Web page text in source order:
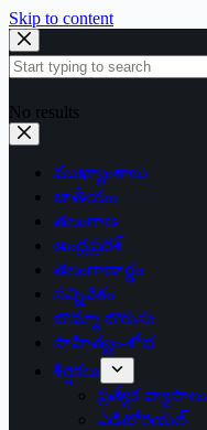
Skip to content
No results
ముఖ్యాంశాలు
జాతీయం
తెలంగాణ
ఆంధ్రప్రదేశ్
తెలంగాణార్థం
సన్నివేశం
బొమ్మా బొరుసు
సాహిత్యం-శోభ
శీర్షికలు
ప్రత్యేక వ్యాసాలు
ఎడిటోరియల్